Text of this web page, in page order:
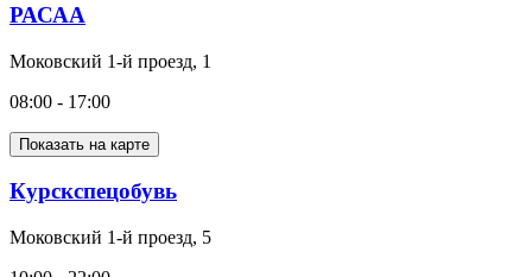
РАСАА
Моковский 1-й проезд, 1
08:00 - 17:00
Показать на карте
Курскспецобувь
Моковский 1-й проезд, 5